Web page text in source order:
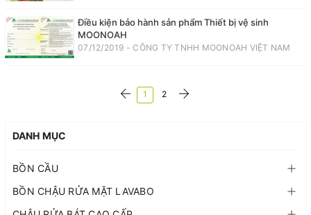
Điều kiện bảo hành sản phẩm Thiết bị vệ sinh
MOONOAH
07/12/2019 - CÔNG TY TNHH MOONOAH VIỆT NAM
1 2
DANH MỤC
BỒN CẦU
BỒN CHẬU RỬA MẶT LAVABO